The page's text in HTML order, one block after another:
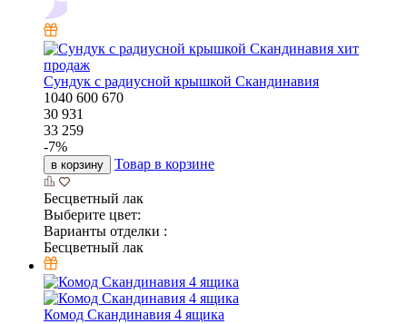
хит
продаж
Сундук с радиусной крышкой Скандинавия
1040 600 670
30 931
33 259
-7%
в корзину Товар в корзине
Бесцветный лак
Выберите цвет:
Варианты отделки :
Бесцветный лак
Комод Скандинавия 4 ящика